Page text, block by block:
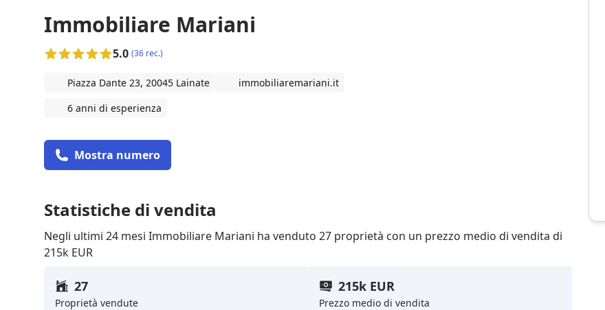
Immobiliare Mariani
5.0 (36 rec.)
Piazza Dante 23, 20045 Lainate
immobiliaremariani.it
6 anni di esperienza
Mostra numero
Statistiche di vendita
Negli ultimi 24 mesi Immobiliare Mariani ha venduto 27 proprietà con un prezzo medio di vendita di
215k EUR
27
Proprietà vendute
215k EUR
Prezzo medio di vendita